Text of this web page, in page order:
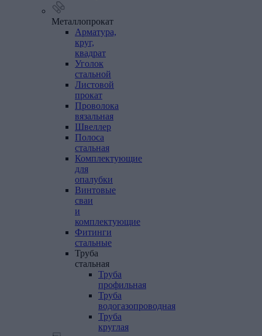
Металлопрокат
Арматура,
круг,
квадрат
Уголок
стальной
Листовой
прокат
Проволока
вязальная
Швеллер
Полоса
стальная
Комплектующие
для
опалубки
Винтовые
сваи
и
комплектующие
Фитинги
стальные
Труба
стальная
Труба
профильная
Труба
водогазопроводная
Труба
круглая